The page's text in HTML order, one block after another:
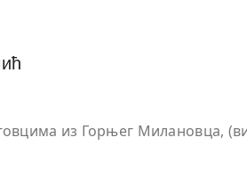
из Горњег Милановца,